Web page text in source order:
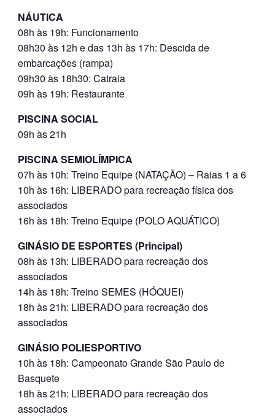
NÁUTICA
08h às 19h: Funcionamento
08h30 às 12h e das 13h às 17h: Descida de
embarcações (rampa)
09h30 às 18h30: Catraia
09h às 19h: Restaurante
PISCINA SOCIAL
09h às 21h
PISCINA SEMIOLÍMPICA
07h às 10h: Treino Equipe (NATAÇÃO) – Raias 1 a 6
10h às 16h: LIBERADO para recreação física dos
associados
16h às 18h: Treino Equipe (POLO AQUÁTICO)
GINÁSIO DE ESPORTES (Principal)
08h às 13h: LIBERADO para recreação dos
associados
14h às 18h: Treino SEMES (HÓQUEI)
18h às 21h: LIBERADO para recreação dos
associados
GINÁSIO POLIESPORTIVO
10h às 18h: Campeonato Grande São Paulo de
Basquete
18h às 21h: LIBERADO para recreação dos
associados